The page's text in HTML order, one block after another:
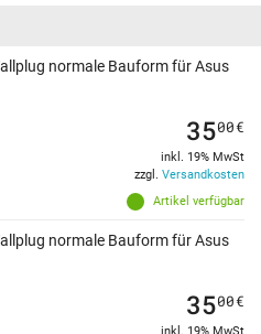
normale Bauform für Asus
Artikel verfügbar
3500€
inkl. 19% MwSt
zzgl. Versandkosten
normale Bauform für Asus
3500€